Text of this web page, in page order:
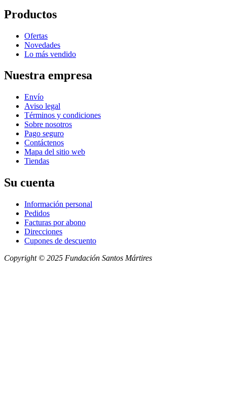
Productos
Ofertas
Novedades
Lo más vendido
Nuestra empresa
Envío
Aviso legal
Términos y condiciones
Sobre nosotros
Pago seguro
Contáctenos
Mapa del sitio web
Tiendas
Su cuenta
Información personal
Pedidos
Facturas por abono
Direcciones
Cupones de descuento
Copyright © 2025 Fundación Santos Mártires